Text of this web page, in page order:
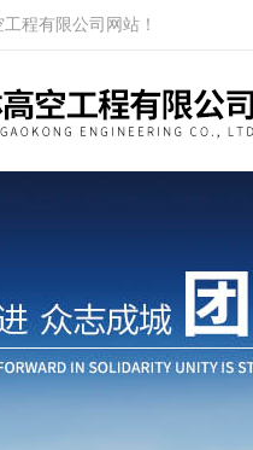
程有限公司网站！